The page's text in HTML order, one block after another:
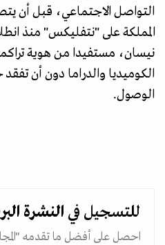
التواصل الاجتماعي، قبل أن
المملكة على "نتفليكس" منذ
نيسان، مستفيدا من هوية
الكوميديا والدراما دون أن
الوصول.
للتسجيل في النشرة
احصل على أفضل ما تقدمه